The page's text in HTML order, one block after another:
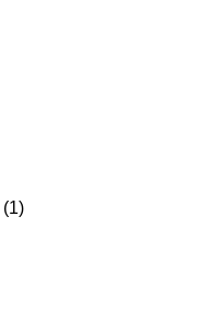
(1)